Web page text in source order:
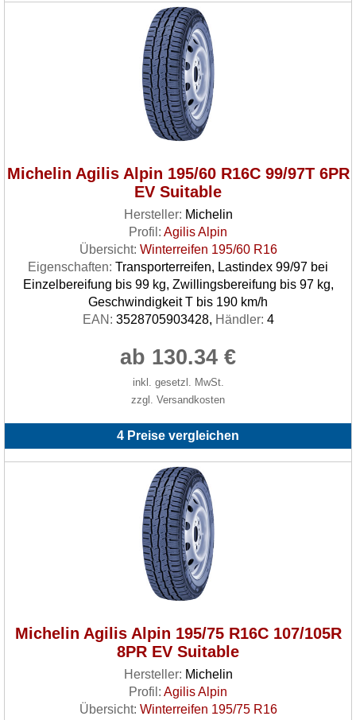
Michelin Agilis Alpin 195/60 R16C 99/97T 6PR
EV Suitable
Hersteller: Michelin
Profil: Agilis Alpin
Übersicht: Winterreifen 195/60 R16
Eigenschaften: Transporterreifen, Lastindex 99/97 bei
Einzelbereifung bis 99 kg, Zwillingsbereifung bis 97 kg,
Geschwindigkeit T bis 190 km/h
EAN: 3528705903428, Händler: 4
ab 130.34 €
inkl. gesetzl. MwSt.
zzgl. Versandkosten
4 Preise vergleichen
Michelin Agilis Alpin 195/75 R16C 107/105R
8PR EV Suitable
Hersteller: Michelin
Profil: Agilis Alpin
Übersicht: Winterreifen 195/75 R16